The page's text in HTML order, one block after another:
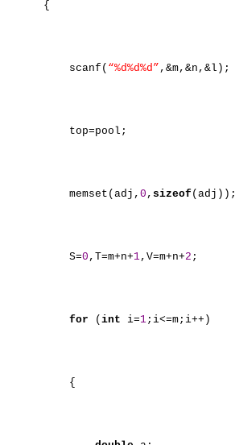
{
scanf( “%d%d%d” ,&m,&n,&l);
top=pool;
memset(adj, 0 , sizeof (adj));
S=0 ,T=m+n+1,V=m+n+2 ;
for ( int i=1;i<=m;i++)
{